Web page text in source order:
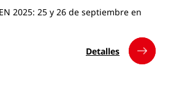
2025: 25 y 26 de septiembre en
Detalles